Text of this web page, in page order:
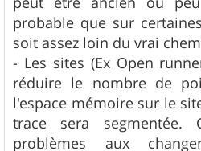
probable que sur
soit assez loin du vrai
- Les sites (Ex Open
réduire le nombre de
l'espace mémoire sur le
trace sera segmentée.
problèmes aux